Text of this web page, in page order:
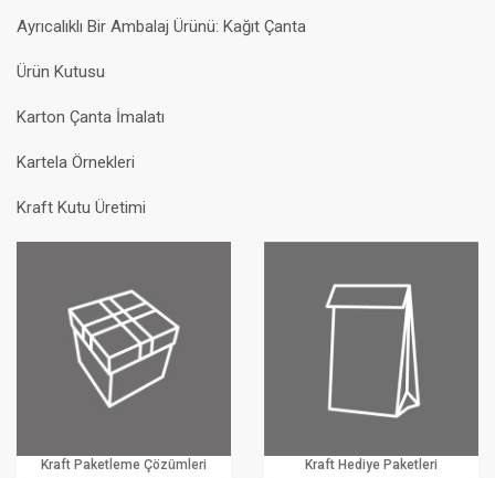
Ayrıcalıklı Bir Ambalaj Ürünü: Kağıt Çanta
Ürün Kutusu
Karton Çanta İmalatı
Kartela Örnekleri
Kraft Kutu Üretimi
Kraft Paketleme Çözümleri Kraft Hediye Paketleri